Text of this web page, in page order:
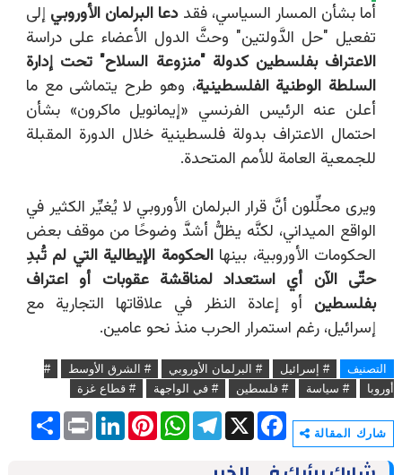
أما بشأن المسار السياسي، فقددعا البرلمان الأوروبي إلى
تفعيل "حل الدَّولتين" وحثَّ الدول الأعضاء على دراسة
الاعتراف بفلسطين كدولة "منزوعة السلاح" تحت إدارة
السلطة الوطنية الفلسطينية، وهو طرح يتماشى مع ما
أعلن عنه الرئيس الفرنسي «إيمانويل ماكرون» بشأن
احتمال الاعتراف بدولة فلسطينية خلال الدورة المقبلة
للجمعية العامة للأمم المتحدة.
ويرى محلِّلون أنَّ قرار البرلمان الأوروبي لا يُغيِّر الكثير في
الواقع الميداني، لكنَّه يظلُّ أشدَّ وضوحًا من موقف بعض
الحكومات الأوروبية، بينهاالحكومة الإيطالية التي لم تُبدِ
حتّى الآن أي استعداد لمناقشة عقوبات أو اعتراف
بفلسطين أو إعادة النظر في علاقاتها التجارية مع
إسرائيل، رغم استمرار الحرب منذ نحو عامين.
التصنيف # إسرائيل # البرلمان الأوروبي # الشرق الأوسط
#
أوروبا
# سياسة # فلسطين # في الواجهة # قطاع غزة
شارك المقالة
S
h
P
r
L
P
W
h
T
e
X
F
a